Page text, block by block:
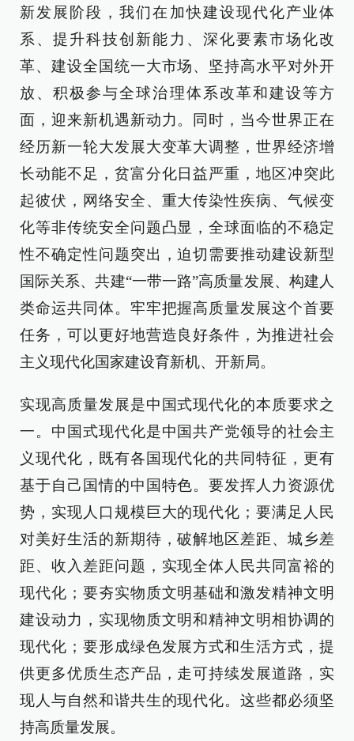
新发展阶段，我们在加快建设现代化产业体
系、提升科技创新能力、深化要素市场化改
革、建设全国统一大市场、坚持高水平对外开
放、积极参与全球治理体系改革和建设等方
面，迎来新机遇新动力。同时，当今世界正在
经历新一轮大发展大变革大调整，世界经济增
长动能不足，贫富分化日益严重，地区冲突此
起彼伏，网络安全、重大传染性疾病、气候变
化等非传统安全问题凸显，全球面临的不稳定
性不确定性问题突出，迫切需要推动建设新型
国际关系、共建“一带一路”高质量发展、构建人
类命运共同体。牢牢把握高质量发展这个首要
任务，可以更好地营造良好条件，为推进社会
主义现代化国家建设育新机、开新局。
实现高质量发展是中国式现代化的本质要求之
一。中国式现代化是中国共产党领导的社会主
义现代化，既有各国现代化的共同特征，更有
基于自己国情的中国特色。要发挥人力资源优
势，实现人口规模巨大的现代化；要满足人民
对美好生活的新期待，破解地区差距、城乡差
距、收入差距问题，实现全体人民共同富裕的
现代化；要夯实物质文明基础和激发精神文明
建设动力，实现物质文明和精神文明相协调的
现代化；要形成绿色发展方式和生活方式，提
供更多优质生态产品，走可持续发展道路，实
现人与自然和谐共生的现代化。这些都必须坚
持高质量发展。